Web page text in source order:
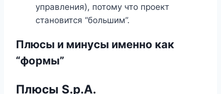
управления), потому что проект
становится “большим”.
Плюсы и минусы именно как
“формы”
Плюсы S.p.A.